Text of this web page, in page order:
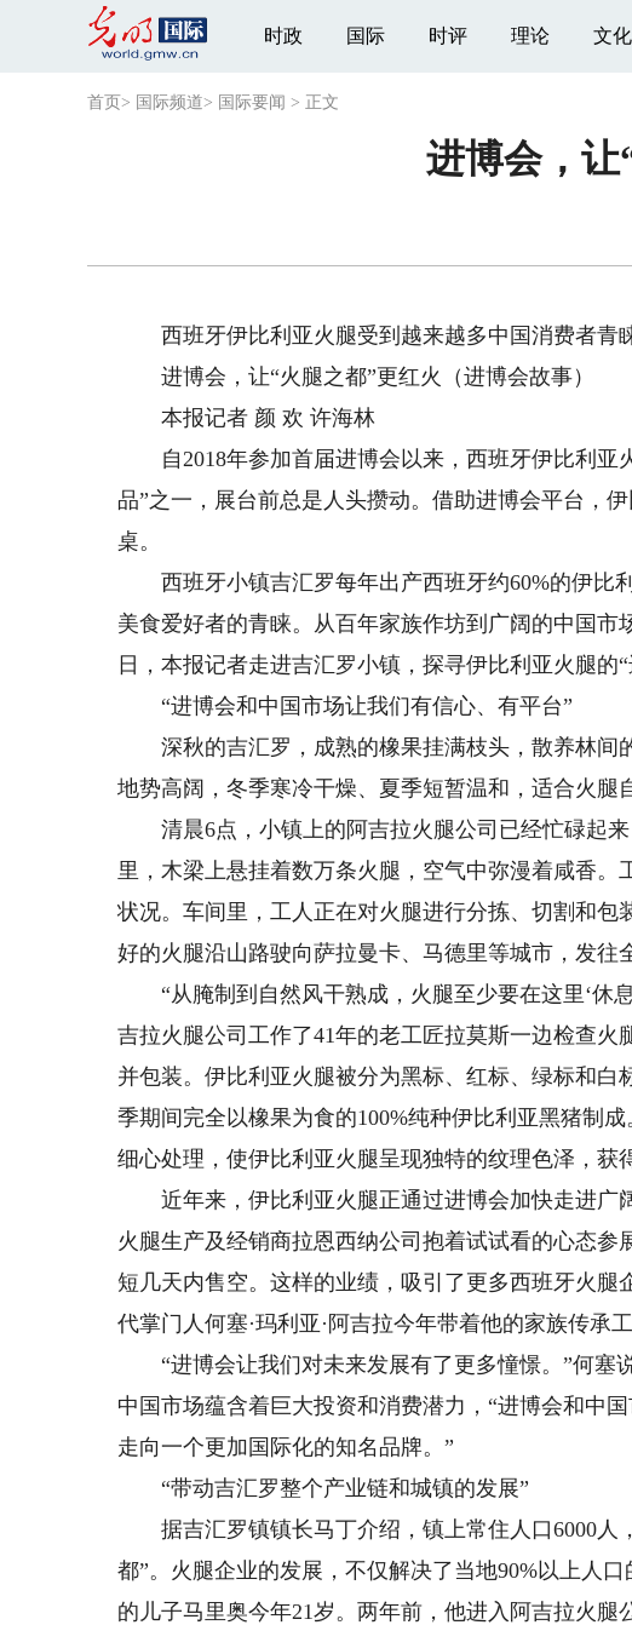
时政 国际 时评 理论 文化
首页 > 国际频道> 国际要闻 > 正文
进博会，让
西班牙伊比利亚火腿受到越来越多中国消费者
进博会，让“火腿之都”更红火（进博会故事）
本报记者 颜 欢 许海林
自2018年参加首届进博会以来，西班牙伊比利亚
品”之一，展台前总是人头攒动。借助进博会平台，
桌。
西班牙小镇吉汇罗每年出产西班牙约60%的伊比
美食爱好者的青睐。从百年家族作坊到广阔的中国市
日，本报记者走进吉汇罗小镇，探寻伊比利亚火腿的“
“进博会和中国市场让我们有信心、有平台”
深秋的吉汇罗，成熟的橡果挂满枝头，散养林间
地势高阔，冬季寒冷干燥、夏季短暂温和，适合火腿
清晨6点，小镇上的阿吉拉火腿公司已经忙碌起来
里，木梁上悬挂着数万条火腿，空气中弥漫着咸香
状况。车间里，工人正在对火腿进行分拣、切割和
好的火腿沿山路驶向萨拉曼卡、马德里等城市，发往
“从腌制到自然风干熟成，火腿至少要在这里‘休
吉拉火腿公司工作了41年的老工匠拉莫斯一边检查
并包装。伊比利亚火腿被分为黑标、红标、绿标和白
季期间完全以橡果为食的100%纯种伊比利亚黑猪制
细心处理，使伊比利亚火腿呈现独特的纹理色泽，获
近年来，伊比利亚火腿正通过进博会加快走进广
火腿生产及经销商拉恩西纳公司抱着试试看的心态
短几天内售空。这样的业绩，吸引了更多西班牙火
代掌门人何塞·玛利亚·阿吉拉今年带着他的家族传承
“进博会让我们对未来发展有了更多憧憬。”何塞
中国市场蕴含着巨大投资和消费潜力，“进博会和中
走向一个更加国际化的知名品牌。”
“带动吉汇罗整个产业链和城镇的发展”
据吉汇罗镇镇长马丁介绍，镇上常住人口6000人
都”。火腿企业的发展，不仅解决了当地90%以上人
的儿子马里奥今年21岁。两年前，他进入阿吉拉火腿